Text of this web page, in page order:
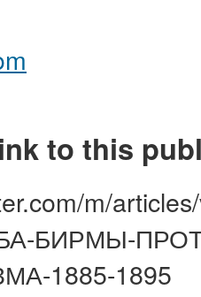
to this
m/
БИРМЫ-
1885-1895